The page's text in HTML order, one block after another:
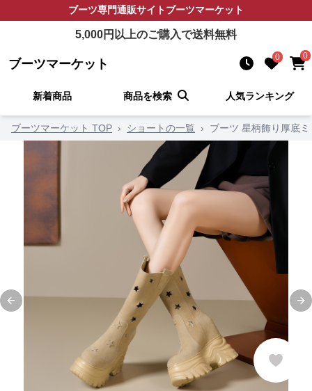
ブーツ専門通販サイトブーツマーケット
5,000円以上のご購入で送料無料
ブーツマーケット 0 0
新着商品 商品を検索 人気ランキング
ブーツマーケット TOP › ショートの一覧 › ブーツ 星柄飾り厚底
Previous slide